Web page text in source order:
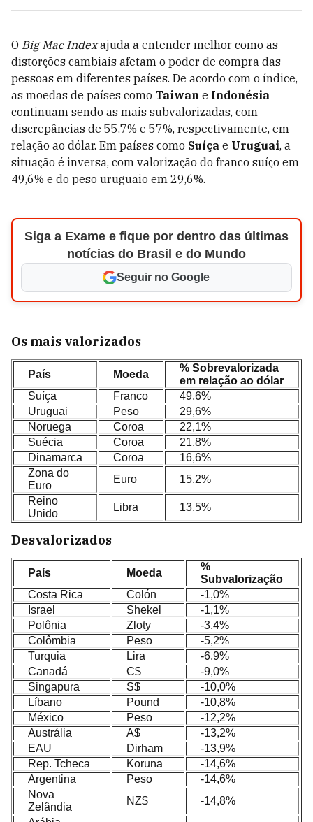
O Big Mac Indexajuda a entender melhor como as
distorções cambiais afetam o poder de compra das
pessoas em diferentes países. De acordo com o índice,
as moedas de países como Taiwan e Indonésia
continuam sendo as mais subvalorizadas, com
discrepâncias de 55,7% e 57%, respectivamente, em
relação ao dólar. Em países como Suíça e Uruguai, a
situação é inversa, com valorização do franco suíço em
49,6% e do peso uruguaio em 29,6%.
Siga a Exame e fique por dentro das últimas
notícias do Brasil e do Mundo
Seguir no Google
Os mais valorizados
País Moeda
% Sobrevalorizada
em relação ao dólar
Suíça
Franco
49,6%
Uruguai
Peso
29,6%
Noruega
Coroa
22,1%
Suécia
Coroa
21,8%
Dinamarca
Coroa
16,6%
Zona do
Euro
Euro
15,2%
Reino
Unido
Libra 13,5%
Desvalorizados
País Moeda
%
Subvalorização
Costa Rica
Colón
-1,0%
Israel
Shekel
-1,1%
Polônia
Zloty
-3,4%
Colômbia
Peso
-5,2%
Turquia
Lira
-6,9%
Canadá
C$
-9,0%
Singapura
S$
-10,0%
Líbano
Pound
-10,8%
México
Peso
-12,2%
Austrália
A$
-13,2%
EAU
Dirham
-13,9%
Rep. Tcheca
Koruna
-14,6%
Argentina
Peso
-14,6%
Nova
Zelândia
NZ$
-14,8%